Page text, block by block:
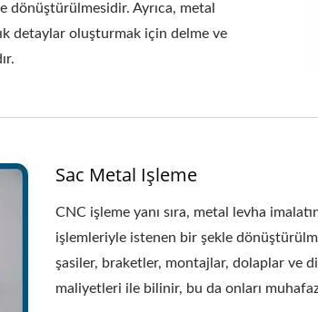
dönüştürülmesidir. Ayrıca, metal
detaylar oluşturmak için delme ve
Sac Metal Işleme
CNC işleme yanı sıra, metal levha
işlemleriyle istenen bir şekle
şasiler, braketler, montajlar, dolaplar ve
maliyetleri ile bilinir, bu da onları